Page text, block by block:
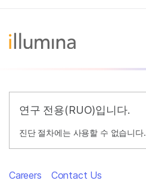
연구 전용(RUO)입니다.
진단 절차에는 사용할 수 없습니다.
Careers Contact Us